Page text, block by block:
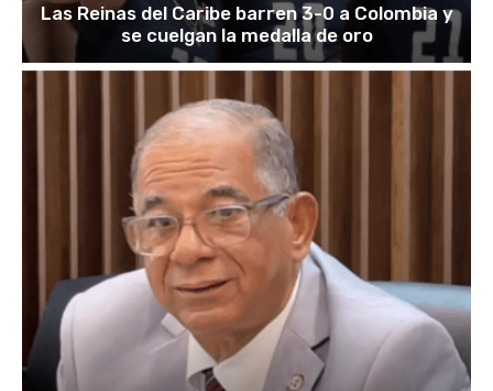
Las Reinas del Caribe barren 3-0 a Colombia y
se cuelgan la medalla de oro